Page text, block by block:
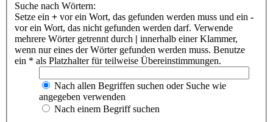
Suche nach Wörtern:
Setze ein + vor ein Wort, das gefunden werden muss und ein -
vor ein Wort, das nicht gefunden werden darf. Verwende
mehrere Wörter getrennt durch | innerhalb einer Klammer,
wenn nur eines der Wörter gefunden werden muss. Benutze
ein * als Platzhalter für teilweise Übereinstimmungen.
Nach allen Begriffen suchen oder Suche wie
angegeben verwenden
Nach einem Begriff suchen